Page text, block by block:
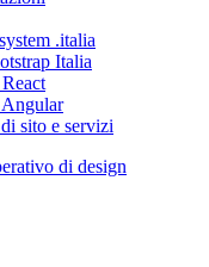
.italia
Italia
sito e servizi
di design